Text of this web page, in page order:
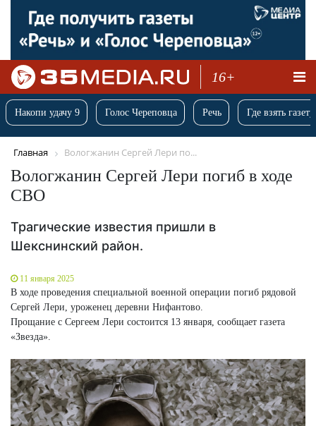
16+
Накопи удачу 9 Голос Череповца Речь Где взять
Главная Вологжанин Сергей Лери по...
Вологжанин Сергей Лери погиб в ходе
СВО
Трагические известия пришли в
Шекснинский район.
11 января 2025
В ходе проведения специальной военной операции погиб рядовой
Сергей Лери, уроженец деревни Нифантово.
Прощание с Сергеем Лери состоится 13 января, сообщает газета
«Звезда».